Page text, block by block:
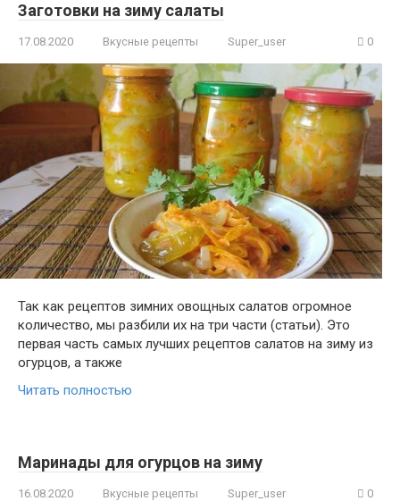
Заготовки на зиму салаты
17.08.2020 Вкусные рецепты Super_user 0
Так как рецептов зимних овощных салатов огромное
количество, мы разбили их на три части (статьи). Это
первая часть самых лучших рецептов салатов на зиму из
огурцов, а также
Читать полностью
Маринады для огурцов на зиму
16.08.2020 Вкусные рецепты Super_user 0